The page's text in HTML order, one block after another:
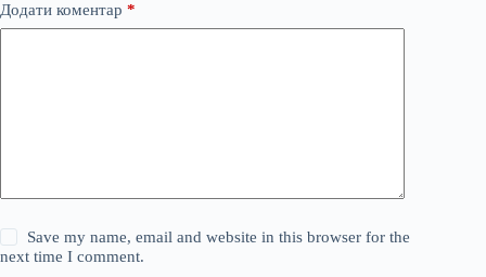
Додати коментар *
Save my name, email and website in this browser for the
next time I comment.